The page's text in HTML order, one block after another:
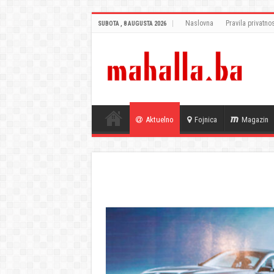
SUBOTA , 8 AUGUSTA 2026 Naslovna Pravila
Aktuelno Fojnica Magazin